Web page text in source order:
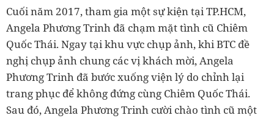
Cuối năm 2017, tham gia một sự kiện tại TP.HCM,
Angela Phương Trinh đã chạm mặt tình cũ Chiêm
Quốc Thái. Ngay tại khu vực chụp ảnh, khi BTC đề
nghị chụp ảnh chung các vị khách mời, Angela
Phương Trinh đã bước xuống viện lý do chỉnh lại
trang phục để không đứng cùng Chiêm Quốc Thái.
Sau đó, Angela Phương Trinh cười chào tình cũ một